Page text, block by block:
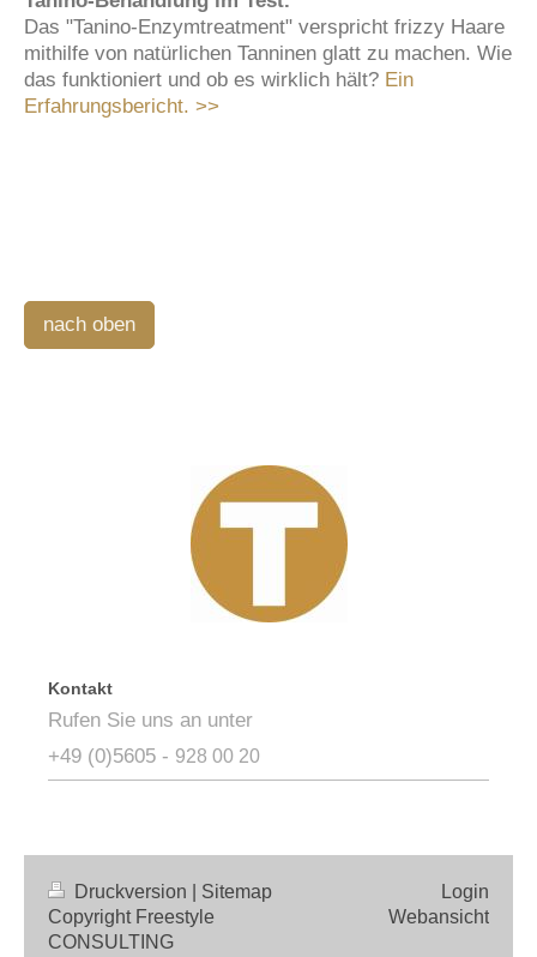
Das "Tanino-Enzymtreatment" verspricht frizzy Haare
mithilfe von natürlichen Tanninen glatt zu machen. Wie
das funktioniert und ob es wirklich hält? Ein
Erfahrungsbericht. >>
nach oben
Kontakt
Rufen Sie uns an unter
+49 (0)5605 - 928 00 20
Druckversion
Sitemap
Copyright Freestyle
CONSULTING
Login
Webansicht